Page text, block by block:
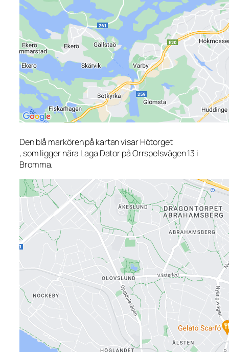
Den blå markören på kartan visar Hötorget
, som ligger nära Laga Dator på Orrspelsvägen 13 i
Bromma.